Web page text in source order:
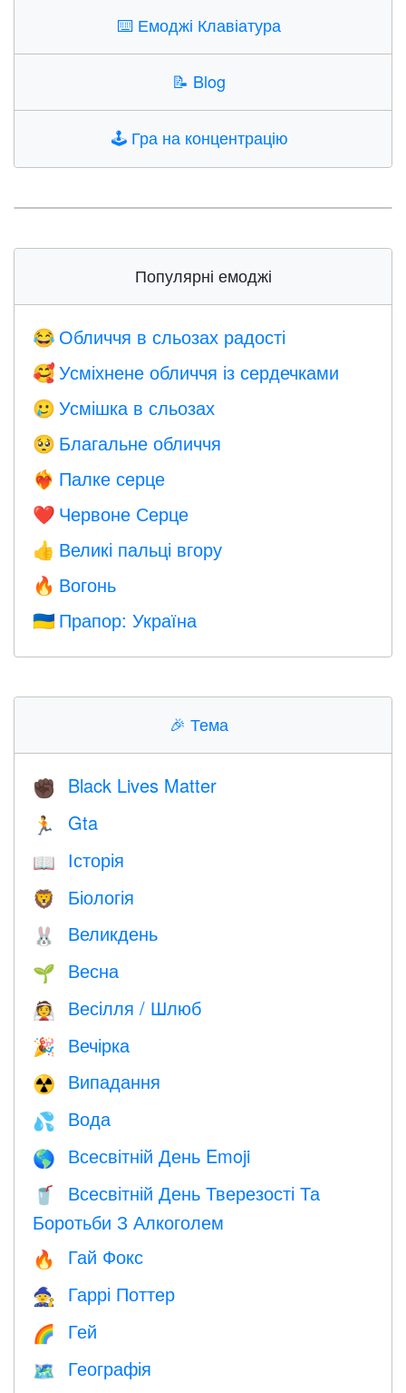
⌨️ Емоджі Клавіатура
📝 Blog
🕹️ Гра на концентрацію
Популярні емоджі
😂 Обличчя в сльозах радості
🥰 Усміхнене обличчя із сердечками
🥲 Усмішка в сльозах
🥺 Благальне обличчя
❤️‍🔥 Палке серце
❤️ Червоне Серце
👍 Великі пальці вгору
🔥 Вогонь
🇺🇦 Прапор: Україна
🎉 Тема
✊🏿 Black Lives Matter
🏃 Gta
📖 Історія
🦁 Біологія
🐰 Великдень
🌱 Весна
👰 Весілля / Шлюб
🎉 Вечірка
☢️ Випадання
💦 Вода
🌎 Всесвітній День Emoji
🥤
Всесвітній День Тверезості Та
Боротьби З Алкоголем
🔥 Гай Фокс
🧙 Гаррі Поттер
🌈 Гей
🗺
Географія